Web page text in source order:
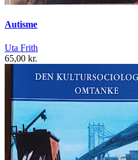
Autisme
Uta Frith
65,00 kr.